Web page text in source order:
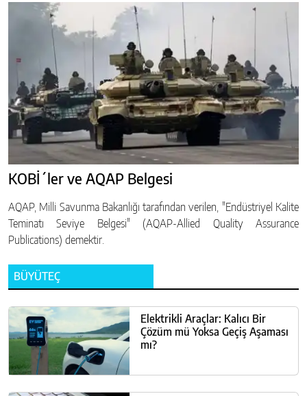
KOBİ´ler ve AQAP Belgesi
AQAP, Milli Savunma Bakanlığı tarafından verilen, "Endüstriyel Kalite
Teminatı Seviye Belgesi" (AQAP-Allied Quality Assurance
Publications) demektir.
BÜYÜTEÇ
Elektrikli Araçlar: Kalıcı Bir
Çözüm mü Yoksa Geçiş Aşaması
mı?